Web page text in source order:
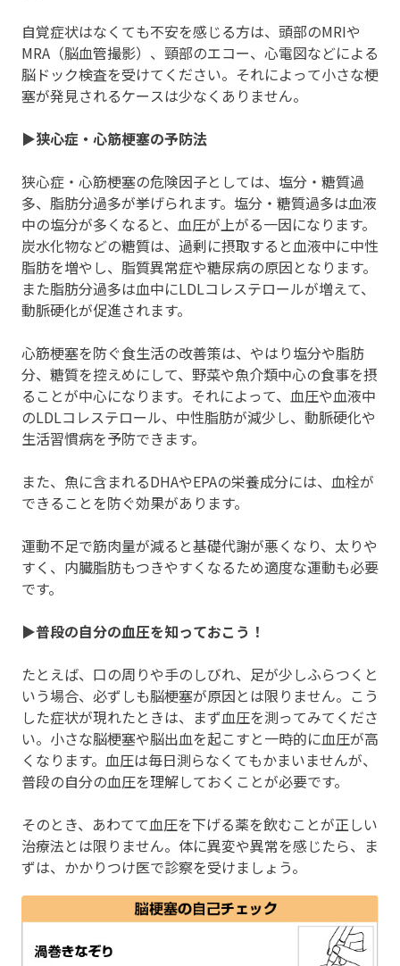
自覚症状はなくても不安を感じる方は、頭部のMRIや
MRA（脳血管撮影）、頸部のエコー、心電図などによる
脳ドック検査を受けてください。それによって小さな梗
塞が発見されるケースは少なくありません。
▶狭心症・心筋梗塞の予防法
狭心症・心筋梗塞の危険因子としては、塩分・糖質過
多、脂肪分過多が挙げられます。塩分・糖質過多は血液
中の塩分が多くなると、血圧が上がる一因になります。
炭水化物などの糖質は、過剰に摂取すると血液中に中性
脂肪を増やし、脂質異常症や糖尿病の原因となります。
また脂肪分過多は血中にLDLコレステロールが増えて、
動脈硬化が促進されます。
心筋梗塞を防ぐ食生活の改善策は、やはり塩分や脂肪
分、糖質を控えめにして、野菜や魚介類中心の食事を摂
ることが中心になります。それによって、血圧や血液中
のLDLコレステロール、中性脂肪が減少し、動脈硬化や
生活習慣病を予防できます。
また、魚に含まれるDHAやEPAの栄養成分には、血栓が
できることを防ぐ効果があります。
運動不足で筋肉量が減ると基礎代謝が悪くなり、太りや
すく、内臓脂肪もつきやすくなるため適度な運動も必要
です。
▶普段の自分の血圧を知っておこう！
たとえば、口の周りや手のしびれ、足が少しふらつくと
いう場合、必ずしも脳梗塞が原因とは限りません。こう
した症状が現れたときは、まず血圧を測ってみてくださ
い。小さな脳梗塞や脳出血を起こすと一時的に血圧が高
くなります。血圧は毎日測らなくてもかまいませんが、
普段の自分の血圧を理解しておくことが必要です。
そのとき、あわてて血圧を下げる薬を飲むことが正しい
治療法とは限りません。体に異変や異常を感じたら、ま
ずは、かかりつけ医で診察を受けましょう。